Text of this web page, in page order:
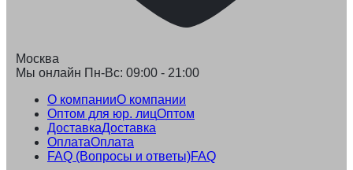
Москва
Мы онлайн Пн-Вс: 09:00 - 21:00
О компанииО компании
Оптом для юр. лицОптом
ДоставкаДоставка
ОплатаОплата
FAQ (Вопросы и ответы)FAQ